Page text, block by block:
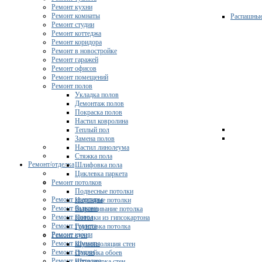
Ремонт/отделка
Ремонт квартиры
Ремонт балкона
Ремонт ванны
Ремонт туалета
Ремонт кухни
Ремонт комнаты
Ремонт студии
Ремонт кухни
Ремонт комнаты
Ремонт студии
Ремонт коттеджа
Ремонт коридора
Ремонт в новостройке
Ремонт гаражей
Ремонт офисов
Ремонт помещений
Ремонт полов
Укладка полов
Демонтаж полов
Покраска полов
Настил ковролина
Теплый пол
Замена полов
Настил линолеума
Стяжка пола
Шлифовка пола
Циклевка паркета
Ремонт потолков
Подвесные потолки
Натяжные потолки
Выравнивание потолка
Потолки из гипсокартона
Грунтовка потолка
Ремонт стен
Шумоизоляция стен
Поклейка обоев